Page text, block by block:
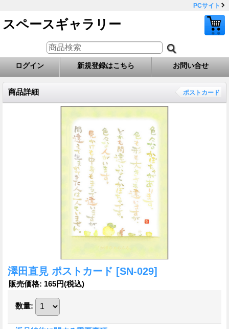
PCサイト
スペースギャラリー
ログイン 新規登録はこちら お問い合せ
商品詳細 ポストカード
澤田直見 ポストカード [SN-029]
販売価格: 165円(税込)
数量: